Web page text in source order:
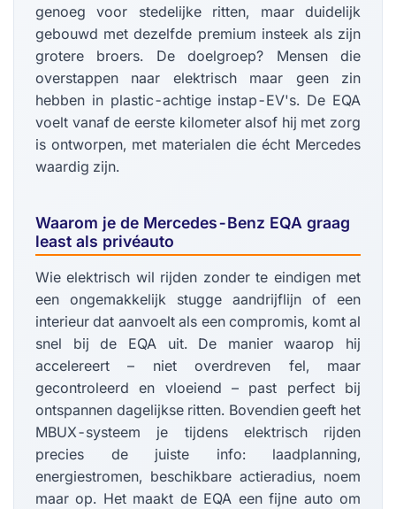
genoeg voor stedelijke ritten, maar duidelijk
gebouwd met dezelfde premium insteek als zijn
grotere broers. De doelgroep? Mensen die
overstappen naar elektrisch maar geen zin
hebben in plastic-achtige instap-EV's. De EQA
voelt vanaf de eerste kilometer alsof hij met zorg
is ontworpen, met materialen die écht Mercedes
waardig zijn.
Waarom je de Mercedes-Benz EQA graag
least als privéauto
Wie elektrisch wil rijden zonder te eindigen met
een ongemakkelijk stugge aandrijflijn of een
interieur dat aanvoelt als een compromis, komt al
snel bij de EQA uit. De manier waarop hij
accelereert – niet overdreven fel, maar
gecontroleerd en vloeiend – past perfect bij
ontspannen dagelijkse ritten. Bovendien geeft het
MBUX-systeem je tijdens elektrisch rijden
precies de juiste info: laadplanning,
energiestromen, beschikbare actieradius, noem
maar op. Het maakt de EQA een fijne auto om